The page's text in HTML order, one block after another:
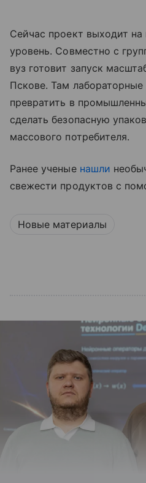
Сейчас проект выходит
уровень. Совместно с
вуз готовит запуск
Пскове. Там
превратить в
сделать безопасную
массового потребителя.
Ранее ученые нашли
свежести продуктов с
Новые материалы